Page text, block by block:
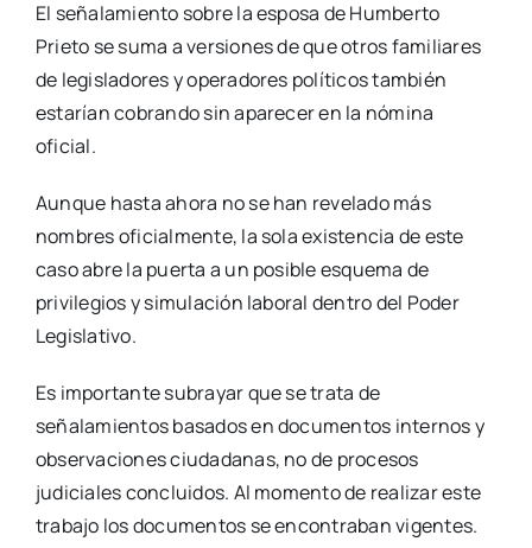
El señalamiento sobre la esposa de Humberto
Prieto se suma a versiones de que otros familiares
de legisladores y operadores políticos también
estarían cobrando sin aparecer en la nómina
oficial.
Aunque hasta ahora no se han revelado más
nombres oficialmente, la sola existencia de este
caso abre la puerta a un posible esquema de
privilegios y simulación laboral dentro del Poder
Legislativo.
Es importante subrayar que se trata de
señalamientos basados en documentos internos y
observaciones ciudadanas, no de procesos
judiciales concluidos. Al momento de realizar este
trabajo los documentos se encontraban vigentes.